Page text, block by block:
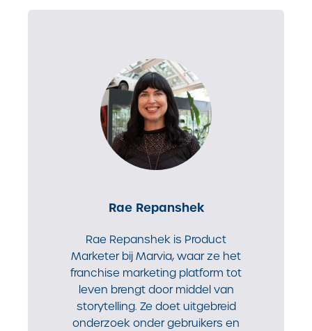
Rae Repanshek
Rae Repanshek is Product
Marketer bij Marvia, waar ze het
franchise marketing platform tot
leven brengt door middel van
storytelling. Ze doet uitgebreid
onderzoek onder gebruikers en